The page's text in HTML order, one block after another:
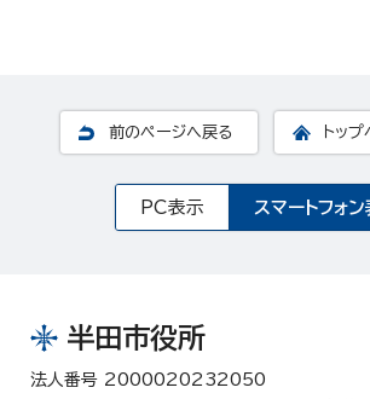
前のページへ戻る トッ
PC表示 スマートフォ
半田市役所
法人番号 2000020232050